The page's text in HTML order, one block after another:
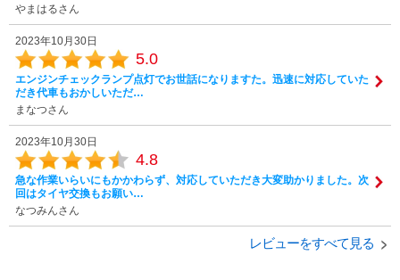
やまはるさん
2023年10月30日
5.0
エンジンチェックランプ点灯でお世話になりますた。迅速に対応していた
だき代車もおかしいただ…
まなつさん
2023年10月30日
4.8
急な作業いらいにもかかわらず、対応していただき大変助かりました。次
回はタイヤ交換もお願い…
なつみんさん
レビューをすべて見る